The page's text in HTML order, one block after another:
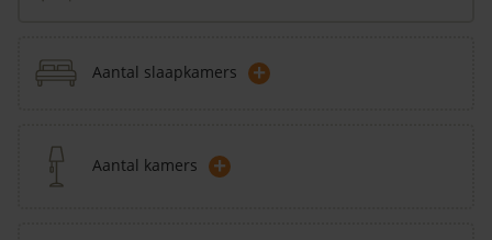
Aantal slaapkamers +
Aantal kamers +